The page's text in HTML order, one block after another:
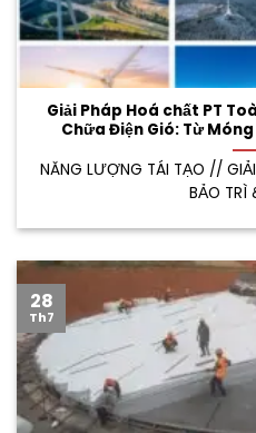
Giải Pháp Hoá chất PT
Chữa Điện Gió: Từ
NĂNG LƯỢNG TÁI TẠO //
BẢO TRÌ
28
Th7